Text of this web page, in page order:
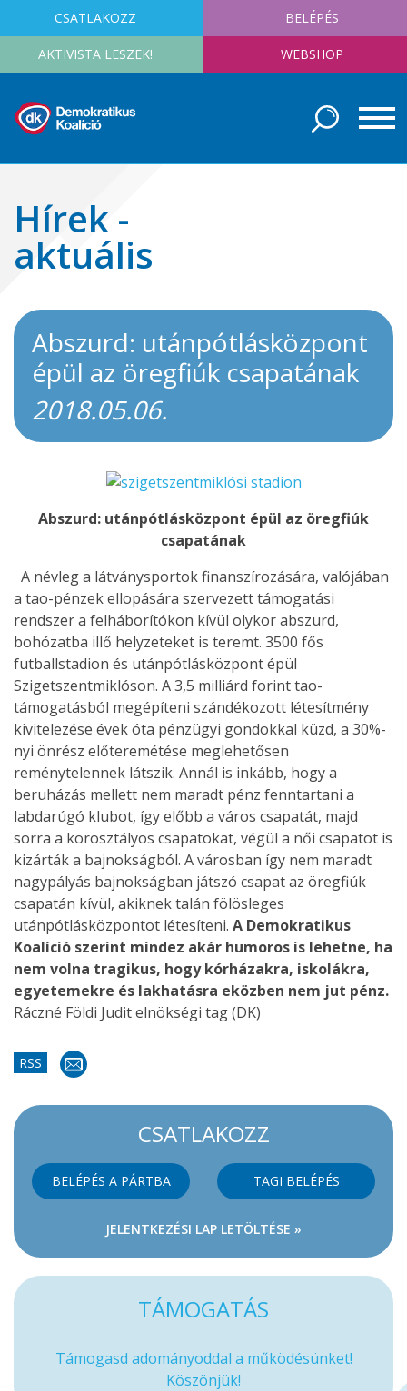
CSATLAKOZZ BELÉPÉS
AKTIVISTA LESZEK! WEBSHOP
Hírek -
aktuális
Abszurd: utánpótlásközpont
épül az öregfiúk csapatának
2018.05.06.
Abszurd: utánpótlásközpont épül az öregfiúk
csapatának
A névleg a látványsportok finanszírozására, valójában
a tao-pénzek ellopására szervezett támogatási
rendszer a felháborítókon kívül olykor abszurd,
bohózatba illő helyzeteket is teremt. 3500 fős
futballstadion és utánpótlásközpont épül
Szigetszentmiklóson. A 3,5 milliárd forint tao-
támogatásból megépíteni szándékozott létesítmény
kivitelezése évek óta pénzügyi gondokkal küzd, a 30%-
nyi önrész előteremétése meglehetősen
reménytelennek látszik. Annál is inkább, hogy a
beruházás mellett nem maradt pénz fenntartani a
labdarúgó klubot, így előbb a város csapatát, majd
sorra a korosztályos csapatokat, végül a női csapatot is
kizárták a bajnokságból. A városban így nem maradt
nagypályás bajnokságban játszó csapat az öregfiúk
csapatán kívül, akiknek talán fölösleges
utánpótlásközpontot létesíteni. A Demokratikus
Koalíció szerint mindez akár humoros is lehetne, ha
nem volna tragikus, hogy kórházakra, iskolákra,
egyetemekre és lakhatásra eközben nem jut pénz.
Ráczné Földi Judit elnökségi tag (DK)
RSS
CSATLAKOZZ
BELÉPÉS A PÁRTBA TAGI BELÉPÉS
JELENTKEZÉSI LAP LETÖLTÉSE »
TÁMOGATÁS
Támogasd adományoddal a működésünket!
Köszönjük!